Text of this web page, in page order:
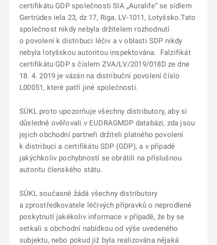
certifikátu GDP společnosti SIA „Auralife“ se sídlem
Gertrüdes iela 23, dz 17, Riga, LV-1011, Lotyšsko.Tato
společnost nikdy nebyla držitelem rozhodnutí
o povolení k distribuci léčiv a v oblasti SDP nikdy
nebyla lotyšskou autoritou inspektována. Falzifikát
certifikátu GDP s číslem ZVA/LV/2019/018D ze dne
18. 4. 2019 je vázán na distribuční povolení číslo
L00051, které patří jiné společnosti.
SÚKL proto upozorňuje všechny distributory, aby si
důsledně ověřovali v EUDRAGMDP databázi, zda jsou
jejich obchodní partneři držiteli platného povolení
k distribuci a certifikátu SDP (GDP), a v případě
jakýchkoliv pochybností se obrátili na příslušnou
autoritu členského státu.
SÚKL současně žádá všechny distributory
a zprostředkovatele léčivých přípravků o neprodlené
poskytnutí jakékoliv informace v případě, že by se
setkali s obchodní nabídkou od výše uvedeného
subjektu, nebo pokud již byla realizována nějaká